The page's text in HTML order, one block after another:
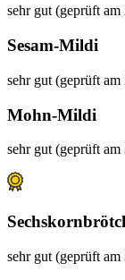
sehr gut (geprüft
Sesam-Mildi
sehr gut (geprüft
Mohn-Mildi
sehr gut (geprüft
sehr gut (geprüft